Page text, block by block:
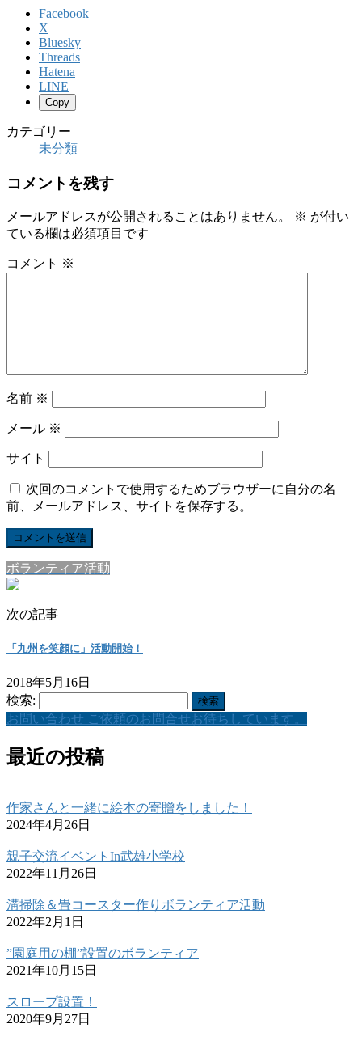
Facebook
X
Bluesky
Threads
Hatena
LINE
Copy
カテゴリー
未分類
コメントを残す
メールアドレスが公開されることはありません。 ※ が付い
ている欄は必須項目です
コメント ※
名前 ※
メール ※
サイト
次回のコメントで使用するためブラウザーに自分の名
前、メールアドレス、サイトを保存する。
ボランティア活動
次の記事
「九州を笑顔に」活動開始！
2018年5月16日
検索:
お問い合わせ ご依頼のお問合せお待ちしています。
最近の投稿
作家さんと一緒に絵本の寄贈をしました！
2024年4月26日
親子交流イベントIn武雄小学校
2022年11月26日
溝掃除＆畳コースター作りボランティア活動
2022年2月1日
”園庭用の棚”設置のボランティア
2021年10月15日
スロープ設置！
2020年9月27日